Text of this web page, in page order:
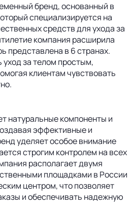
бренд, основанный в
специализируется на
средств для ухода за
компания расширила
представлена в 6 странах.
за телом простым,
клиентам чувствовать
натуральные компоненты и
эффективные и
уделяет особое внимание
строгим контролем на всех
располагает двумя
площадками в России
центром, что позволяет
и обеспечивать надежную